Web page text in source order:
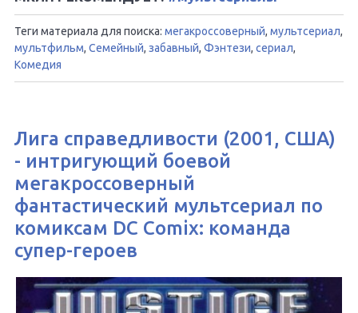
Теги материала для поиска: мегакроссоверный, мультсериал,
мультфильм, Семейный, забавный, Фэнтези, сериал,
Комедия
Лига справедливости (2001, США)
- интригующий боевой
мегакроссоверный
фантастический мультсериал по
комиксам DC Comix: команда
супер-героев